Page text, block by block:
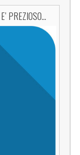
PREZIOSO…